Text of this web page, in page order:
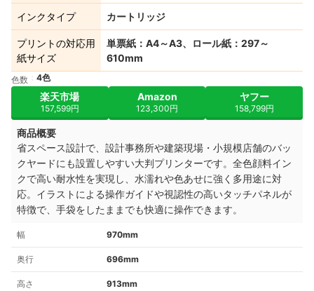
インクタイプ カートリッジ
プリントの対応用
紙サイズ
単票紙：A4～A3、ロール紙：297～
610mm
色数 4色
楽天市場
157,599円
Amazon
123,300円
ヤフー
158,799円
商品概要
省スペース設計で、設計事務所や建築現場・小規模店舗のバッ
クヤードにも設置しやすい大判プリンターです。全色顔料イン
クで高い耐水性を実現し、水濡れや色あせに強く多用途に対
応。イラストによる操作ガイドや視認性の高いタッチパネルが
特徴で、手袋をしたままでも快適に操作できます。
幅 970mm
奥行 696mm
高さ 913mm